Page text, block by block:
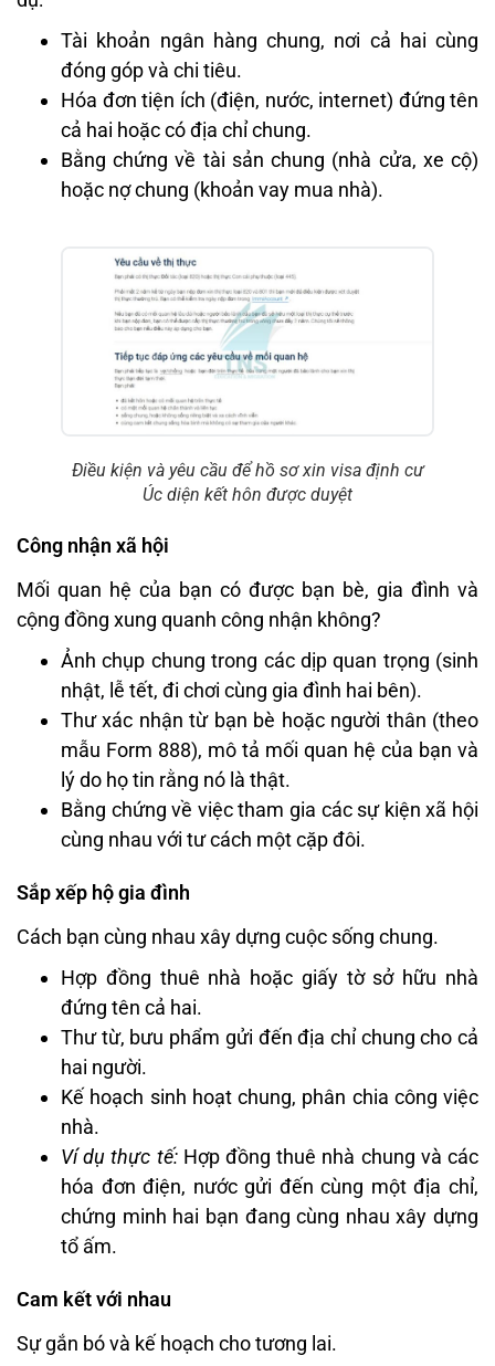
Tài khoản ngân hàng chung, nơi cả hai cùng
đóng góp và chi tiêu.
Hóa đơn tiện ích (điện, nước, internet) đứng tên
cả hai hoặc có địa chỉ chung.
Bằng chứng về tài sản chung (nhà cửa, xe cộ)
hoặc nợ chung (khoản vay mua nhà).
Điều kiện và yêu cầu để hồ sơ xin visa định cư
Úc diện kết hôn được duyệt
Công nhận xã hội
Mối quan hệ của bạn có được bạn bè, gia đình và
cộng đồng xung quanh công nhận không?
Ảnh chụp chung trong các dịp quan trọng (sinh
nhật, lễ tết, đi chơi cùng gia đình hai bên).
Thư xác nhận từ bạn bè hoặc người thân (theo
mẫu Form 888), mô tả mối quan hệ của bạn và
lý do họ tin rằng nó là thật.
Bằng chứng về việc tham gia các sự kiện xã hội
cùng nhau với tư cách một cặp đôi.
Sắp xếp hộ gia đình
Cách bạn cùng nhau xây dựng cuộc sống chung.
Hợp đồng thuê nhà hoặc giấy tờ sở hữu nhà
đứng tên cả hai.
Thư từ, bưu phẩm gửi đến địa chỉ chung cho cả
hai người.
Kế hoạch sinh hoạt chung, phân chia công việc
nhà.
Ví dụ thực tế:Hợp đồng thuê nhà chung và các
hóa đơn điện, nước gửi đến cùng một địa chỉ,
chứng minh hai bạn đang cùng nhau xây dựng
tổ ấm.
Cam kết với nhau
Sự gắn bó và kế hoạch cho tương lai.